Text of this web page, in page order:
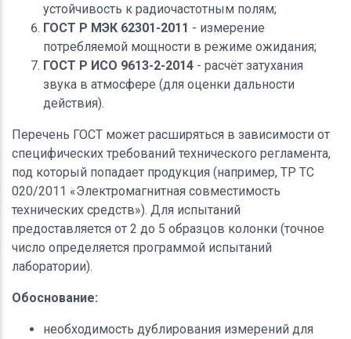
устойчивость к радиочастотным полям;
ГОСТ Р МЭК 62301-2011 - измерение
потребляемой мощности в режиме ожидания;
ГОСТ Р ИСО 9613-2-2014 - расчёт затухания
звука в атмосфере (для оценки дальности
действия).
Перечень ГОСТ может расширяться в зависимости от
специфических требований технического регламента,
под который попадает продукция (например, ТР ТС
020/2011 «Электромагнитная совместимость
технических средств»). Для испытаний
предоставляется от 2 до 5 образцов колонки (точное
число определяется программой испытаний
лаборатории).
Обоснование:
необходимость дублирования измерений для